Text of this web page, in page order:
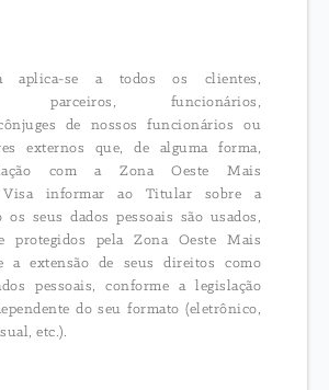
aplica-se a todos os clientes,
parceiros, funcionários,
de nossos funcionários ou
externos que, de alguma forma,
com a Zona Oeste Mais
Visa informar ao Titular sobre a
os seus dados pessoais são usados,
protegidos pela Zona Oeste Mais
a extensão de seus direitos como
pessoais, conforme a legislação
do seu formato (eletrônico,
etc.).